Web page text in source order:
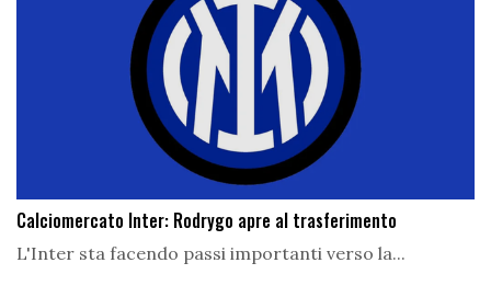
Calciomercato Inter: Rodrygo apre al trasferimento
L'Inter sta facendo passi importanti verso la...